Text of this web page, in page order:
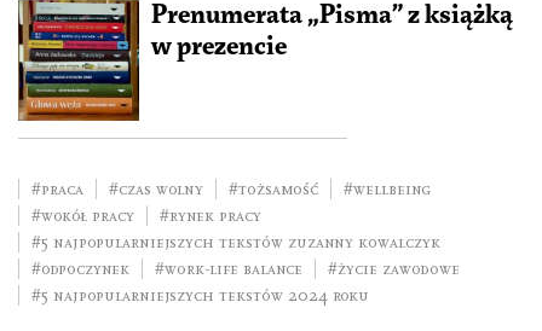
Prenumerata „Pisma” z książką
w prezencie
#praca #czas wolny #tożsamość
#wellbeing
#Wokół pracy
#rynek pracy
#5 najpopularniejszych tekstów Zuzanny Kowalczyk
#odpoczynek
#work-life balance
#życie zawodowe
#5 najpopularniejszych tekstów 2024 roku